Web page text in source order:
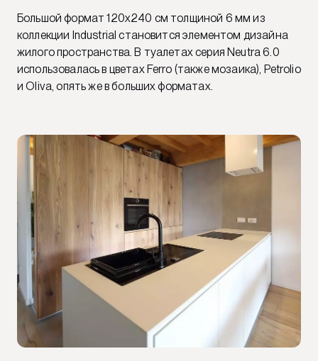
Большой формат 120х240 см толщиной 6 мм из
коллекции Industrial становится элементом дизайна
жилого пространства. В туалетах серия Neutra 6.0
использовалась в цветах Ferro (также мозаика), Petrolio
и Oliva, опять же в больших форматах.